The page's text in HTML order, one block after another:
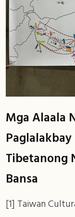
Mga Alaala
Tibetanong
Bansa
[1] Taiwan